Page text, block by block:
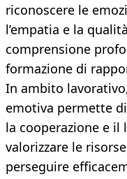
riconoscere le
l’empatia e la
comprensione
formazione di
In ambito
emotiva permette
la cooperazione e il
valorizzare le
perseguire